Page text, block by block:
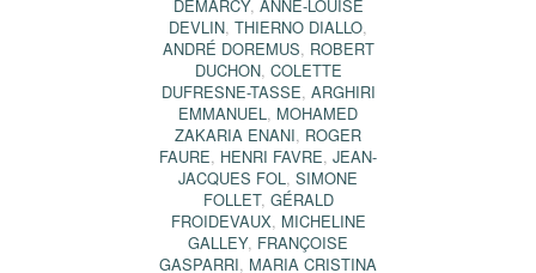
DEMARCY, ANNE-LOUISE
DEVLIN, THIERNO DIALLO,
ANDRÉ DOREMUS, ROBERT
DUCHON, COLETTE
DUFRESNE-TASSE, ARGHIRI
EMMANUEL, MOHAMED
ZAKARIA ENANI, ROGER
FAURE, HENRI FAVRE, JEAN-
JACQUES FOL, SIMONE
FOLLET, GÉRALD
FROIDEVAUX, MICHELINE
GALLEY, FRANÇOISE
GASPARRI, MARIA CRISTINA